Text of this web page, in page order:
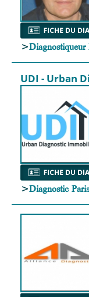
>Diagnostiqueur
UDI - Urban
>Diagnostic Paris